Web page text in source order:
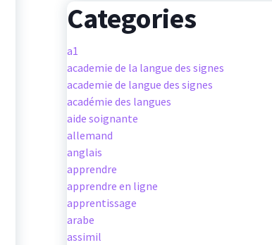
Categories
a1
academie de la langue des signes
academie de langue des signes
académie des langues
aide soignante
allemand
anglais
apprendre
apprendre en ligne
apprentissage
arabe
assimil